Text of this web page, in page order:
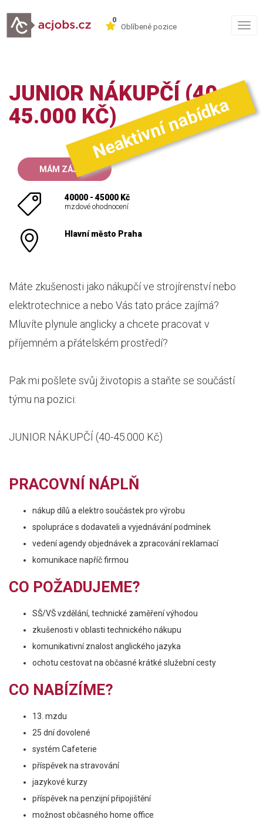
0
Oblíbené pozice
JUNIOR NÁKUPČÍ (40-
45.000 KČ)Neaktivní nabídka
MÁM ZÁJEM
40000 - 45000 Kč
mzdové ohodnocení
Hlavní město Praha
Máte zkušenosti jako nákupčí ve strojírenství nebo
elektrotechnice a nebo Vás tato práce zajímá?
Mluvíte plynule anglicky a chcete pracovat v
příjemném a přátelském prostředí?
Pak mi pošlete svůj životopis a staňte se součástí
týmu na pozici:
JUNIOR NÁKUPČÍ (40-45.000 Kč)
PRACOVNÍ NÁPLŇ
nákup dílů a elektro součástek pro výrobu
spolupráce s dodavateli a vyjednávání podmínek
vedení agendy objednávek a zpracování reklamací
komunikace napříč firmou
CO POŽADUJEME?
SŠ/VŠ vzdělání, technické zaměření výhodou
zkušenosti v oblasti technického nákupu
komunikativní znalost anglického jazyka
ochotu cestovat na občasné krátké služební cesty
CO NABÍZÍME?
13. mzdu
25 dní dovolené
systém Cafeterie
příspěvek na stravování
jazykové kurzy
příspěvek na penzijní připojištění
možnost občasného home office